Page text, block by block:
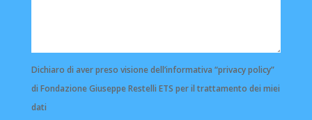
Dichiaro di aver preso visione dell’informativa “privacy policy”
di Fondazione Giuseppe Restelli ETS per il trattamento dei miei
dati